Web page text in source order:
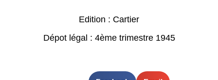
Edition : Cartier
Dépot légal : 4ème trimestre 1945